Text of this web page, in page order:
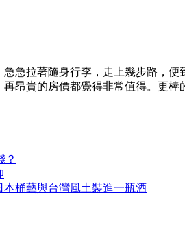
急拉著隨身行李，走上幾步路，
昂貴的房價都覺得非常值得。更棒
？
桶藝與台灣風土裝進一瓶酒